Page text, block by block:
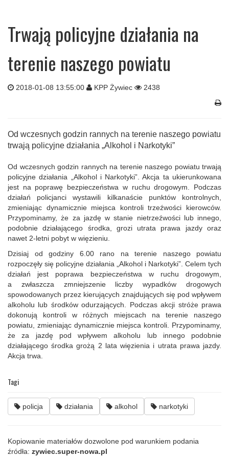
Trwają policyjne działania na
terenie naszego powiatu
2018-01-08 13:55:00 KPP Żywiec 2438
Od wczesnych godzin rannych na terenie naszego powiatu
trwają policyjne działania „Alkohol i Narkotyki”
Od wczesnych godzin rannych na terenie naszego powiatu trwają
policyjne działania „Alkohol i Narkotyki”. Akcja ta ukierunkowana
jest na poprawę bezpieczeństwa w ruchu drogowym. Podczas
działań policjanci wystawili kilkanaście punktów kontrolnych,
zmieniając dynamicznie miejsca kontroli trzeźwości kierowców.
Przypominamy, że za jazdę w stanie nietrzeźwości lub innego,
podobnie działającego środka, grozi utrata prawa jazdy oraz
nawet 2-letni pobyt w więzieniu.
Dzisiaj od godziny 6.00 rano na terenie naszego powiatu
rozpoczęły się policyjne działania „Alkohol i Narkotyki”. Celem tych
działań jest poprawa bezpieczeństwa w ruchu drogowym,
a zwłaszcza zmniejszenie liczby wypadków drogowych
spowodowanych przez kierujących znajdujących się pod wpływem
alkoholu lub środków odurzających. Podczas akcji stróże prawa
dokonują kontroli w różnych miejscach na terenie naszego
powiatu, zmieniając dynamicznie miejsca kontroli. Przypominamy,
że za jazdę pod wpływem alkoholu lub innego podobnie
działającego środka grożą 2 lata więzienia i utrata prawa jazdy.
Akcja trwa.
Tagi
policja działania alkohol narkotyki
Kopiowanie materiałów dozwolone pod warunkiem podania
źródła: zywiec.super-nowa.pl